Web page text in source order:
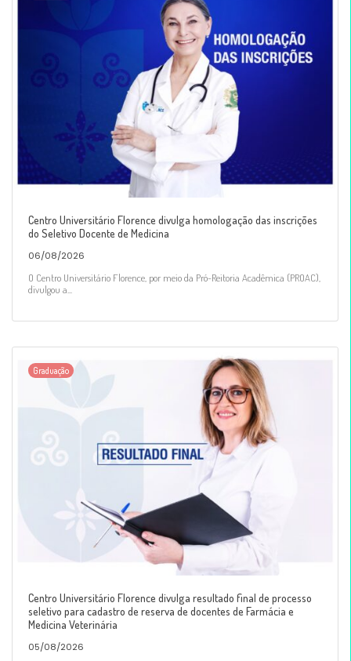
Centro Universitário Florence divulga homologação das inscrições
do Seletivo Docente de Medicina
06/08/2026
O Centro Universitário Florence, por meio da Pró-Reitoria Acadêmica (PROAC),
divulgou a...
Graduação
Centro Universitário Florence divulga resultado final de processo
seletivo para cadastro de reserva de docentes de Farmácia e
Medicina Veterinária
05/08/2026